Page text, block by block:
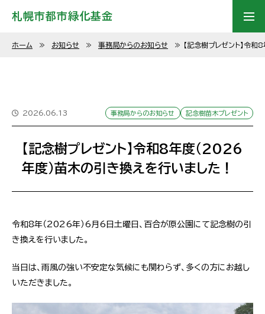
札幌市都市緑化基金
ホーム ≫ お知らせ ≫ 事務局からのお知らせ ≫ 【記念樹プレゼント】令
2026.06.13 事務局からのお知らせ 記念樹苗木プレゼント
【記念樹プレゼント】令和8年度（2026
年度）苗木の引き換えを行いました！
令和8年（2026年）6月6日土曜日、百合が原公園にて記念樹の引
き換えを行いました。
当日は、雨風の強い不安定な気候にも関わらず、多くの方にお越し
いただきました。